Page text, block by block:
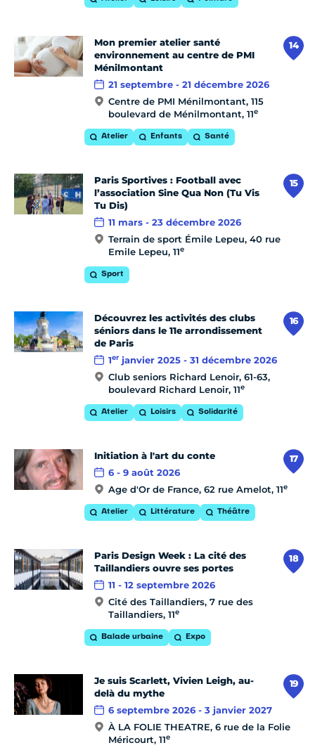
14
Mon premier atelier santé
environnement au centre de PMI
Ménilmontant
21 septembre - 21 décembre 2026
Centre de PMI Ménilmontant, 115
boulevard de Ménilmontant, 11e
Atelier Enfants Santé
15
Paris Sportives : Football avec
l’association Sine Qua Non (Tu Vis
Tu Dis)
11 mars - 23 décembre 2026
Terrain de sport Émile Lepeu, 40 rue
Emile Lepeu, 11e
Sport
16
Découvrez les activités des clubs
séniors dans le 11e arrondissement
de Paris
1er janvier 2025 - 31 décembre 2026
Club seniors Richard Lenoir, 61-63,
boulevard Richard Lenoir, 11e
Atelier Loisirs Solidarité
17
Initiation à l'art du conte
6 - 9 août 2026
Age d'Or de France, 62 rue Amelot, 11e
Atelier Littérature Théâtre
18
Paris Design Week : La cité des
Taillandiers ouvre ses portes
11 - 12 septembre 2026
Cité des Taillandiers, 7 rue des
Taillandiers, 11e
Balade urbaine Expo
19
Je suis Scarlett, Vivien Leigh, au-
delà du mythe
6 septembre 2026 - 3 janvier 2027
À LA FOLIE THEATRE, 6 rue de la Folie
Méricourt, 11e